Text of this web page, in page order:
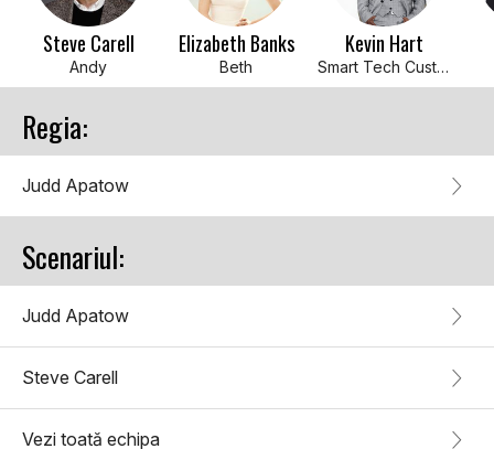
Steve Carell
Andy
Elizabeth Banks
Beth
Kevin Hart
Smart Tech Customer
Regia:
Judd Apatow
Scenariul:
Judd Apatow
Steve Carell
Vezi toată echipa